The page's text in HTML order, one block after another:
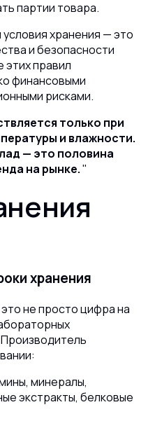
партии товара.
хранения — это
и безопасности
этих правил
финансовыми
рисками.
только при
и влажности.
— это половина
на рынке.
хранения
не просто цифра на
минералы,
экстракты, белковые